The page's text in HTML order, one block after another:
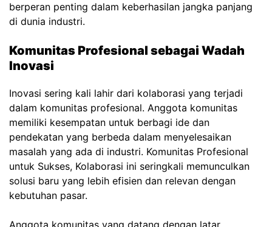
berperan penting dalam keberhasilan jangka panjang
di dunia industri.
Komunitas Profesional sebagai Wadah
Inovasi
Inovasi sering kali lahir dari kolaborasi yang terjadi
dalam komunitas profesional. Anggota komunitas
memiliki kesempatan untuk berbagi ide dan
pendekatan yang berbeda dalam menyelesaikan
masalah yang ada di industri. Komunitas Profesional
untuk Sukses, Kolaborasi ini seringkali memunculkan
solusi baru yang lebih efisien dan relevan dengan
kebutuhan pasar.